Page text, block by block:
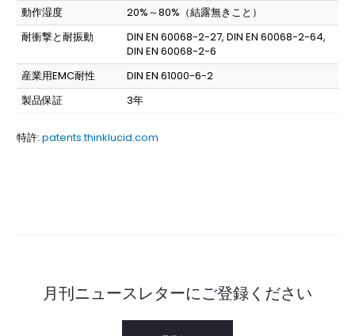
動作湿度
20%～80%（結露無きこと）
耐衝撃と耐振動
DIN EN 60068-2-27, DIN EN 60068-2-64,
DIN EN 60068-2-6
産業用EMC耐性
DIN EN 61000-6-2
製品保証
3年
特許: patents.thinklucid.com
月刊ニュースレターにご登録ください